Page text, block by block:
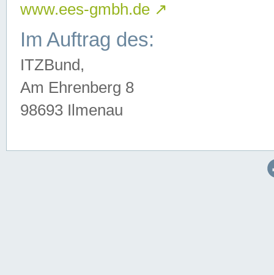
www.ees-gmbh.de ↗
Im Auftrag des:
ITZBund,
Am Ehrenberg 8
98693 Ilmenau